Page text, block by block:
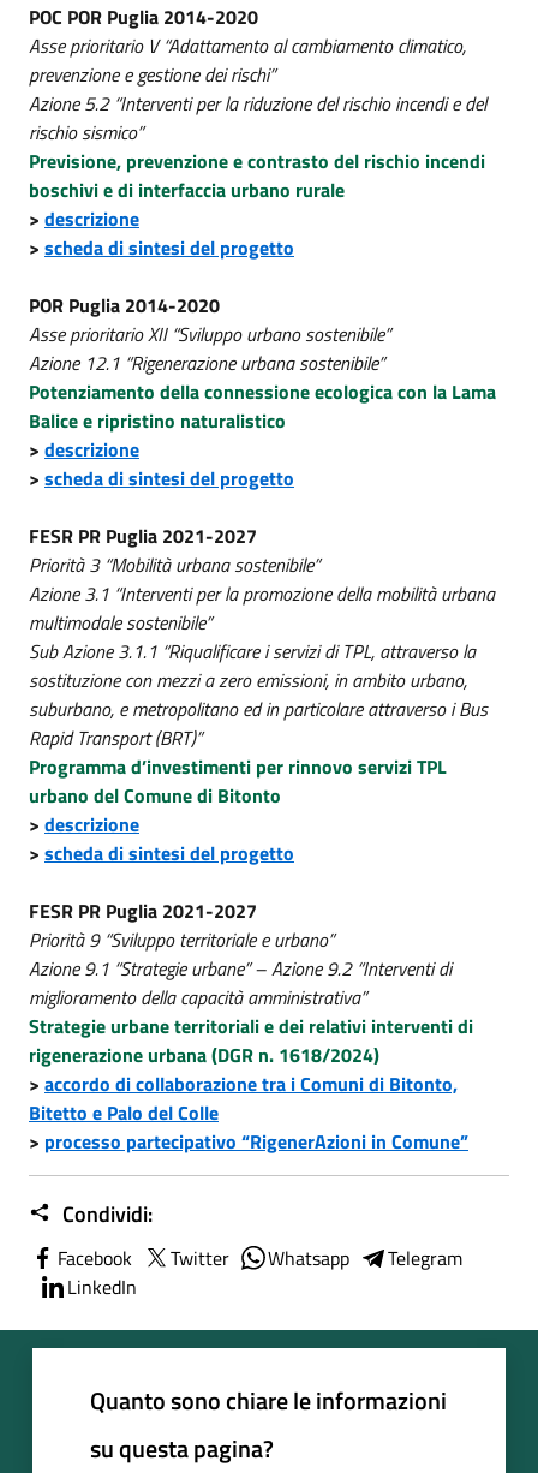
POC POR Puglia 2014-2020
Asse prioritario V “Adattamento al cambiamento climatico,
prevenzione e gestione dei rischi”
Azione 5.2 “Interventi per la riduzione del rischio incendi e del
rischio sismico”
Previsione, prevenzione e contrasto del rischio incendi
boschivi e di interfaccia urbano rurale
> descrizione
> scheda di sintesi del progetto
POR Puglia 2014-2020
Asse prioritario XII “Sviluppo urbano sostenibile”
Azione 12.1 “Rigenerazione urbana sostenibile”
Potenziamento della connessione ecologica con la Lama
Balice e ripristino naturalistico
> descrizione
> scheda di sintesi del progetto
FESR PR Puglia 2021-2027
Priorità 3 “Mobilità urbana sostenibile”
Azione 3.1 “Interventi per la promozione della mobilità urbana
multimodale sostenibile”
Sub Azione 3.1.1 “Riqualificare i servizi di TPL, attraverso la
sostituzione con mezzi a zero emissioni, in ambito urbano,
suburbano, e metropolitano ed in particolare attraverso i Bus
Rapid Transport (BRT)”
Programma d’investimenti per rinnovo servizi TPL
urbano del Comune di Bitonto
> descrizione
> scheda di sintesi del progetto
FESR PR Puglia 2021-2027
Priorità 9 “Sviluppo territoriale e urbano”
Azione 9.1 “Strategie urbane” – Azione 9.2 “Interventi di
miglioramento della capacità amministrativa”
Strategie urbane territoriali e dei relativi interventi di
rigenerazione urbana (DGR n. 1618/2024)
> accordo di collaborazione tra i Comuni di Bitonto,
Bitetto e Palo del Colle
> processo partecipativo “RigenerAzioni in Comune”
Condividi:
Facebook Twitter Whatsapp
Telegram
LinkedIn
Quanto sono chiare le informazioni
su questa pagina?